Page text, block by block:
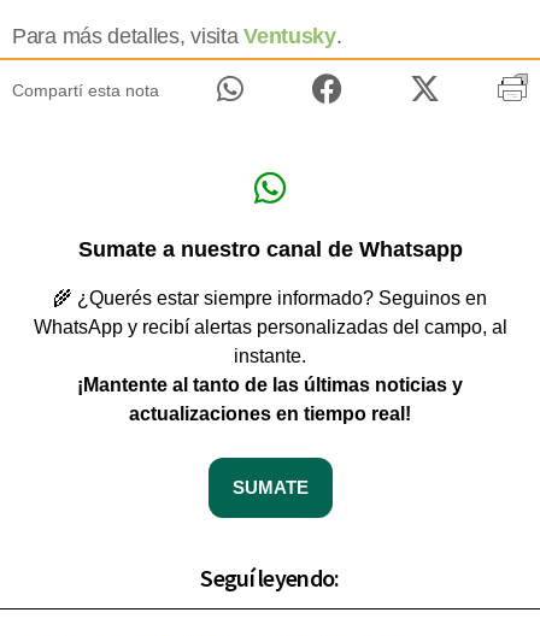
Para más detalles, visitaVentusky.
Compartí esta nota
Sumate a nuestro canal de Whatsapp
🌾 ¿Querés estar siempre informado? Seguinos en
WhatsApp y recibí alertas personalizadas del campo, al
instante.
¡Mantente al tanto de las últimas noticias y
actualizaciones en tiempo real!
SUMATE
Seguí leyendo: